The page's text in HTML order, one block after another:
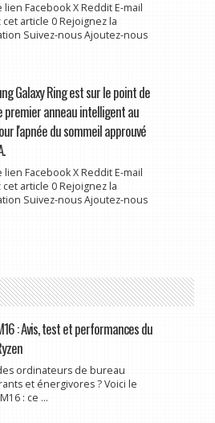
lien Facebook X Reddit E-mail
cet article 0 Rejoignez la
Suivez-nous Ajoutez-nous
Galaxy Ring est sur le point de
premier anneau intelligent au
l'apnée du sommeil approuvé
lien Facebook X Reddit E-mail
cet article 0 Rejoignez la
Suivez-nous Ajoutez-nous
: Avis, test et performances du
ordinateurs de bureau
et énergivores ? Voici le
: ce ...